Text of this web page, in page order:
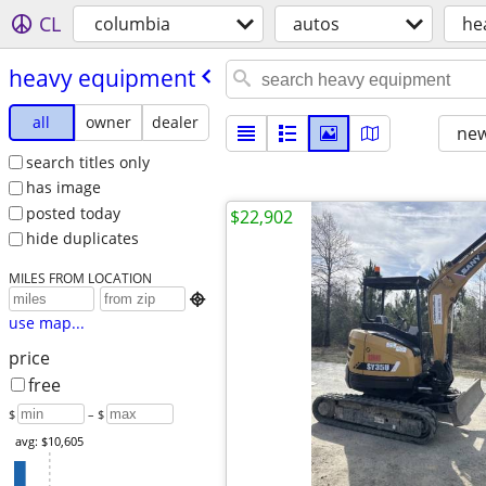
CL columbia autos
heavy equipment
all owner
dealer
search titles only
has image
posted today
hide duplicates
MILES FROM LOCATION

use map...
price
free
$
– $
avg: $10,605
$22,902